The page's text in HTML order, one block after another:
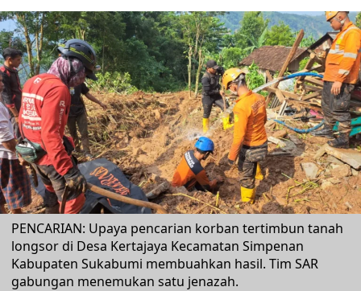
PENCARIAN: Upaya pencarian korban tertimbun tanah
longsor di Desa Kertajaya Kecamatan Simpenan
Kabupaten Sukabumi membuahkan hasil. Tim SAR
gabungan menemukan satu jenazah.